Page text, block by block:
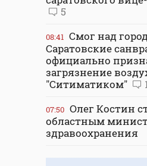
5
08:41 Смог над
Саратовские
официально
загрязнение
"Ситиматиком"
07:50 Олег Костин
областным
здравоохранения